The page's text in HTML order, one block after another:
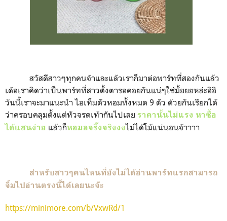
สวัสดีสาวๆทุกคนจ้าและแล้วเราก็มาต่อพาร์ทที่สองกันแล้ว
เด้อเราคิดว่าเป็นพาร์ทที่สาวตั้งตารอคอยกันแน่ๆใช่มั้ยยยหล่ะอิอิ
วันนี้เราจะมาแนะนำ ไอเท็มตัวหอมทั้งหมด 9 ตัว ด้วยกันเรียกได้
ว่าครอบคลุมตั้งแต่หัวจรดเท้ากันไปเลย ราคานั้นไม่แรง หาซื้อ
ได้แสนง่าย แล้วก็หอมอจริ๊งจริงงงไม่ได้โม้แน่นอนจ้าาาา
สำหรับสาวๆคนไหนที่ยังไม่ได้อ่านพาร์ทแรกสามารถ
จิ้มไปอ่านตรงนี้ได้เลยนะจ๊ะ
https://minimore.com/b/VxwRd/1